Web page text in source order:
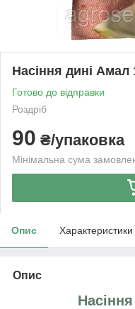
Насіння дині Амал
Готово до відправки
Роздріб
90 ₴/упаковка
Мінімальна сума
Опис Характеристики
Опис